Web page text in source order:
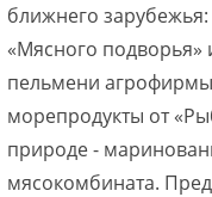
ближнего
«Мясного подворья»
пельмени
морепродукты от
природе -
мясокомбината.